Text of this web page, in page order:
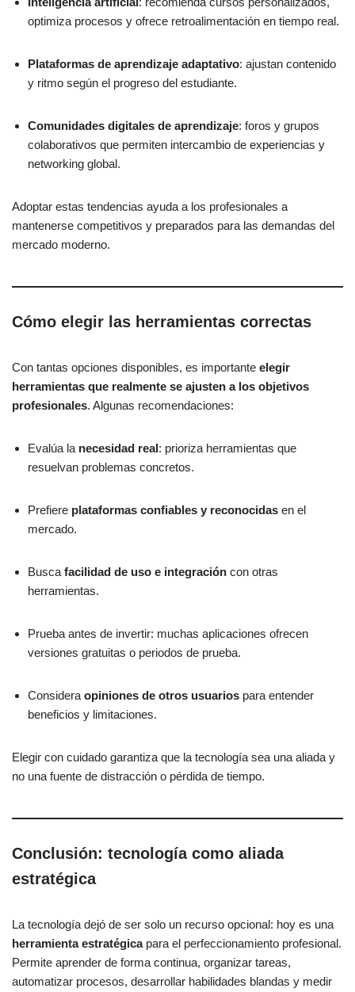
optimiza procesos y ofrece retroalimentación en tiempo real.
Plataformas de aprendizaje adaptativo: ajustan contenido
y ritmo según el progreso del estudiante.
Comunidades digitales de aprendizaje: foros y grupos
colaborativos que permiten intercambio de experiencias y
networking global.
Adoptar estas tendencias ayuda a los profesionales a
mantenerse competitivos y preparados para las demandas del
mercado moderno.
Cómo elegir las herramientas correctas
Con tantas opciones disponibles, es importante elegir
herramientas que realmente se ajusten a los objetivos
profesionales. Algunas recomendaciones:
Evalúa la necesidad real: prioriza herramientas que
resuelvan problemas concretos.
Prefiere plataformas confiables y reconocidas en el
mercado.
Busca facilidad de uso e integración con otras
herramientas.
Prueba antes de invertir: muchas aplicaciones ofrecen
versiones gratuitas o periodos de prueba.
Considera opiniones de otros usuarios para entender
beneficios y limitaciones.
Elegir con cuidado garantiza que la tecnología sea una aliada y
no una fuente de distracción o pérdida de tiempo.
Conclusión: tecnología como aliada
estratégica
La tecnología dejó de ser solo un recurso opcional: hoy es una
herramienta estratégicapara el perfeccionamiento profesional.
Permite aprender de forma continua, organizar tareas,
automatizar procesos, desarrollar habilidades blandas y medir